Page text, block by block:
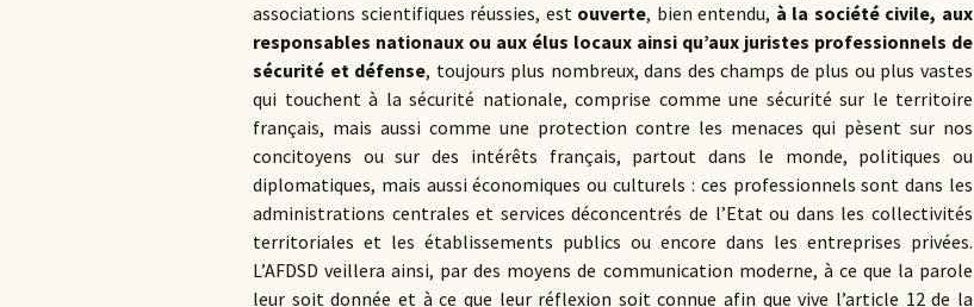
associations scientifiques réussies, est ouverte, bien entendu, à la société civile, aux
responsables nationaux ou aux élus locaux ainsi qu’aux juristes professionnels de
sécurité et défense, toujours plus nombreux, dans des champs de plus ou plus vastes
qui touchent à la sécurité nationale, comprise comme une sécurité sur le territoire
français, mais aussi comme une protection contre les menaces qui pèsent sur nos
concitoyens ou sur des intérêts français, partout dans le monde, politiques ou
diplomatiques, mais aussi économiques ou culturels : ces professionnels sont dans les
administrations centrales et services déconcentrés de l’Etat ou dans les collectivités
territoriales et les établissements publics ou encore dans les entreprises privées.
L’AFDSD veillera ainsi, par des moyens de communication moderne, à ce que la parole
leur soit donnée et à ce que leur réflexion soit connue afin que vive l’article 12 de la